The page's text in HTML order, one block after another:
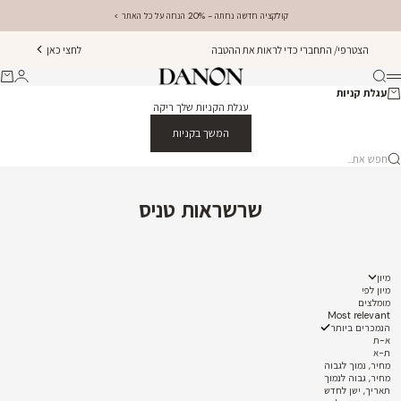
קולקציה חדשה נחתה - 20% הנחה על כל האתר >
הצטרפי/ התחברי כדי לראות את ההטבה לחצי כאן
Danon Jewellery תפריט
חיפוש
עגלת קניות
עגלת הקניות שלך ריקה
המשך בקניות
חפש את...
שרשראות טניס
מיון
מיון לפי
מומלצים
Most relevant
הנמכרים ביותר
א-ת
ת-א
מחיר, נמוך לגבוה
מחיר, גבוה לנמוך
תאריך, ישן לחדש